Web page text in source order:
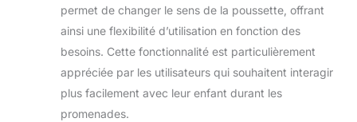
sentir à l'aise par
tous les temps,
tandis que
amovible offre un
accès pratique à
permet de changer le sens de la poussette, offrant
ainsi une flexibilité d’utilisation en fonction des
besoins. Cette fonctionnalité est particulièrement
appréciée par les utilisateurs qui souhaitent interagir
plus facilement avec leur enfant durant les
promenades.